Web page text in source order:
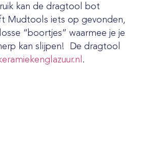
kan de dragtool bot
Mudtools iets op gevonden,
“boortjes” waarmee je je
kan slijpen! De dragtool
.